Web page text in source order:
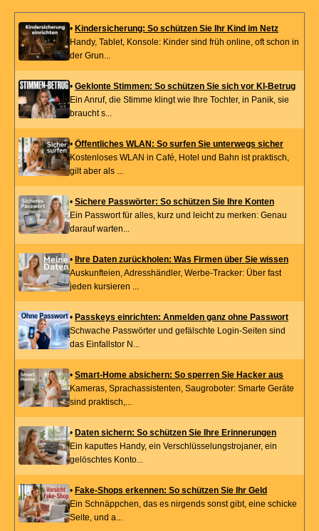
• Kindersicherung: So schützen Sie Ihr Kind im Netz
Handy, Tablet, Konsole: Kinder sind früh online, oft schon in
der Grun...
• Geklonte Stimmen: So schützen Sie sich vor KI-Betrug
Ein Anruf, die Stimme klingt wie Ihre Tochter, in Panik, sie
braucht s...
• Öffentliches WLAN: So surfen Sie unterwegs sicher
Kostenloses WLAN in Café, Hotel und Bahn ist praktisch,
gilt aber als ...
• Sichere Passwörter: So schützen Sie Ihre Konten
Ein Passwort für alles, kurz und leicht zu merken: Genau
darauf warten...
• Ihre Daten zurückholen: Was Firmen über Sie wissen
Auskunfteien, Adresshändler, Werbe-Tracker: Über fast
jeden kursieren ...
• Passkeys einrichten: Anmelden ganz ohne Passwort
Schwache Passwörter und gefälschte Login-Seiten sind
das Einfallstor N...
• Smart-Home absichern: So sperren Sie Hacker aus
Kameras, Sprachassistenten, Saugroboter: Smarte Geräte
sind praktisch,...
• Daten sichern: So schützen Sie Ihre Erinnerungen
Ein kaputtes Handy, ein Verschlüsselungstrojaner, ein
gelöschtes Konto...
• Fake-Shops erkennen: So schützen Sie Ihr Geld
Ein Schnäppchen, das es nirgends sonst gibt, eine schicke
Seite, und a...